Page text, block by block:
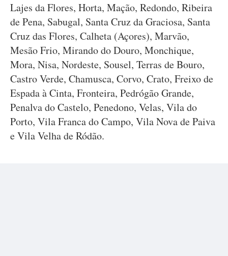
Lajes da Flores, Horta, Mação, Redondo, Ribeira
de Pena, Sabugal, Santa Cruz da Graciosa, Santa
Cruz das Flores, Calheta (Açores), Marvão,
Mesão Frio, Mirando do Douro, Monchique,
Mora, Nisa, Nordeste, Sousel, Terras de Bouro,
Castro Verde, Chamusca, Corvo, Crato, Freixo de
Espada à Cinta, Fronteira, Pedrógão Grande,
Penalva do Castelo, Penedono, Velas, Vila do
Porto, Vila Franca do Campo, Vila Nova de Paiva
e Vila Velha de Ródão.